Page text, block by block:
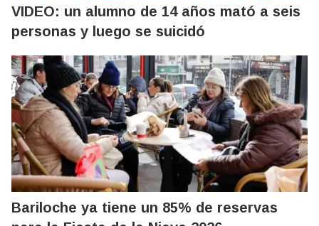
VIDEO: un alumno de 14 años mató a seis
personas y luego se suicidó
Bariloche ya tiene un 85% de reservas